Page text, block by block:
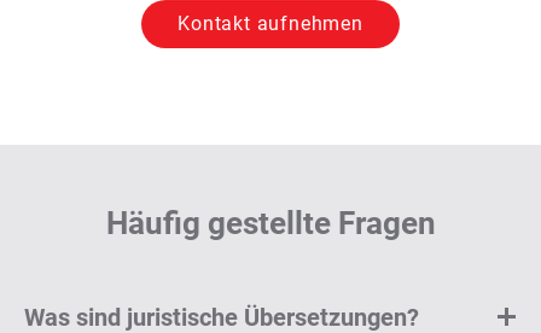
Kontakt aufnehmen
Häufig gestellte Fragen
Was sind juristische Übersetzungen?